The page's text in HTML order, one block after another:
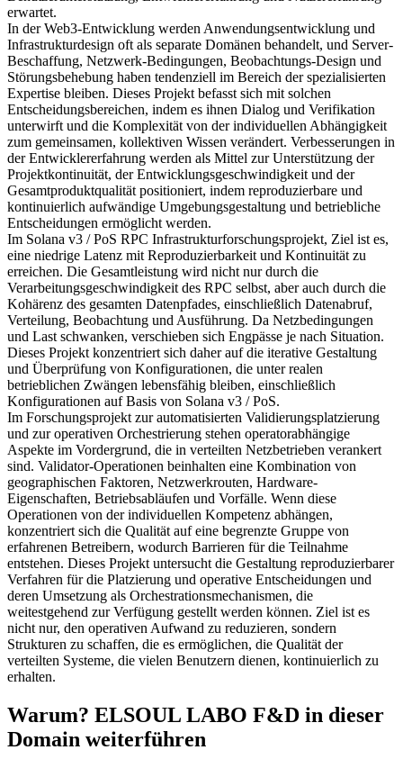
erwartet.
In der Web3-Entwicklung werden Anwendungsentwicklung und
Infrastrukturdesign oft als separate Domänen behandelt, und Server-
Beschaffung, Netzwerk-Bedingungen, Beobachtungs-Design und
Störungsbehebung haben tendenziell im Bereich der spezialisierten
Expertise bleiben. Dieses Projekt befasst sich mit solchen
Entscheidungsbereichen, indem es ihnen Dialog und Verifikation
unterwirft und die Komplexität von der individuellen Abhängigkeit
zum gemeinsamen, kollektiven Wissen verändert. Verbesserungen in
der Entwicklererfahrung werden als Mittel zur Unterstützung der
Projektkontinuität, der Entwicklungsgeschwindigkeit und der
Gesamtproduktqualität positioniert, indem reproduzierbare und
kontinuierlich aufwändige Umgebungsgestaltung und betriebliche
Entscheidungen ermöglicht werden.
Im Solana v3 / PoS RPC Infrastrukturforschungsprojekt, Ziel ist es,
eine niedrige Latenz mit Reproduzierbarkeit und Kontinuität zu
erreichen. Die Gesamtleistung wird nicht nur durch die
Verarbeitungsgeschwindigkeit des RPC selbst, aber auch durch die
Kohärenz des gesamten Datenpfades, einschließlich Datenabruf,
Verteilung, Beobachtung und Ausführung. Da Netzbedingungen
und Last schwanken, verschieben sich Engpässe je nach Situation.
Dieses Projekt konzentriert sich daher auf die iterative Gestaltung
und Überprüfung von Konfigurationen, die unter realen
betrieblichen Zwängen lebensfähig bleiben, einschließlich
Konfigurationen auf Basis von Solana v3 / PoS.
Im Forschungsprojekt zur automatisierten Validierungsplatzierung
und zur operativen Orchestrierung stehen operatorabhängige
Aspekte im Vordergrund, die in verteilten Netzbetrieben verankert
sind. Validator-Operationen beinhalten eine Kombination von
geographischen Faktoren, Netzwerkrouten, Hardware-
Eigenschaften, Betriebsabläufen und Vorfälle. Wenn diese
Operationen von der individuellen Kompetenz abhängen,
konzentriert sich die Qualität auf eine begrenzte Gruppe von
erfahrenen Betreibern, wodurch Barrieren für die Teilnahme
entstehen. Dieses Projekt untersucht die Gestaltung reproduzierbarer
Verfahren für die Platzierung und operative Entscheidungen und
deren Umsetzung als Orchestrationsmechanismen, die
weitestgehend zur Verfügung gestellt werden können. Ziel ist es
nicht nur, den operativen Aufwand zu reduzieren, sondern
Strukturen zu schaffen, die es ermöglichen, die Qualität der
verteilten Systeme, die vielen Benutzern dienen, kontinuierlich zu
erhalten.
Warum? ELSOUL LABO F&D in dieser
Domain weiterführen